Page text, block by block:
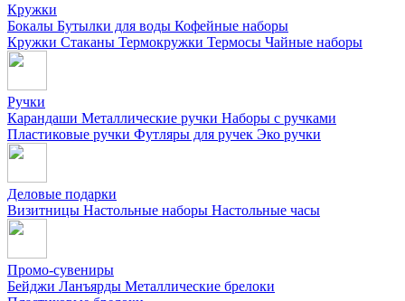
Кружки
Бокалы Бутылки для воды Кофейные наборы
Кружки Стаканы Термокружки Термосы Чайные наборы
Ручки
Карандаши Металлические ручки Наборы с ручками
Пластиковые ручки Футляры для ручек Эко ручки
Деловые подарки
Визитницы Настольные наборы Настольные часы
Промо-сувениры
Бейджи Ланъярды Металлические брелоки